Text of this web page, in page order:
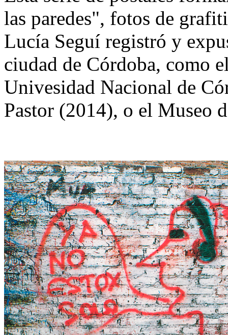
las paredes", fotos de
Lucía Seguí registró y
ciudad de Córdoba, como
Univesidad Nacional de
Pastor (2014), o el Museo